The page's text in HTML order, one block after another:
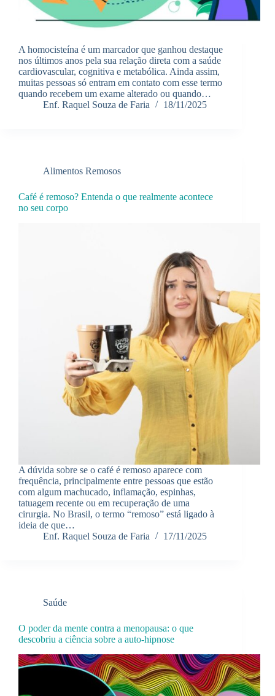
A homocisteína é um marcador que ganhou destaque
nos últimos anos pela sua relação direta com a saúde
cardiovascular, cognitiva e metabólica. Ainda assim,
muitas pessoas só entram em contato com esse termo
quando recebem um exame alterado ou quando…
Enf. Raquel Souza de Faria
18/11/2025
Alimentos Remosos
Café é remoso? Entenda o que realmente acontece
no seu corpo
A dúvida sobre se o café é remoso aparece com
frequência, principalmente entre pessoas que estão
com algum machucado, inflamação, espinhas,
tatuagem recente ou em recuperação de uma
cirurgia. No Brasil, o termo “remoso” está ligado à
ideia de que…
Enf. Raquel Souza de Faria
17/11/2025
Saúde
O poder da mente contra a menopausa: o que
descobriu a ciência sobre a auto-hipnose